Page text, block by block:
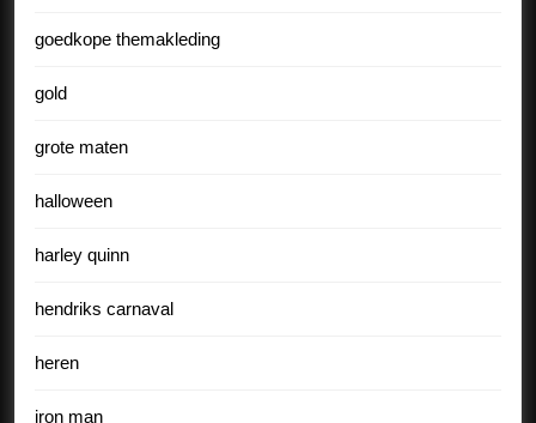
goedkope themakleding
gold
grote maten
halloween
harley quinn
hendriks carnaval
heren
iron man